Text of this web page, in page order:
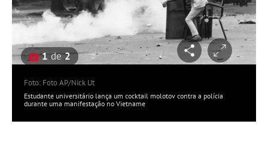
1de2
Estudante universitário lança um cocktail molotov contra a polícia
durante uma manifestação no Vietname
Foto: Foto AP/Nick Ut